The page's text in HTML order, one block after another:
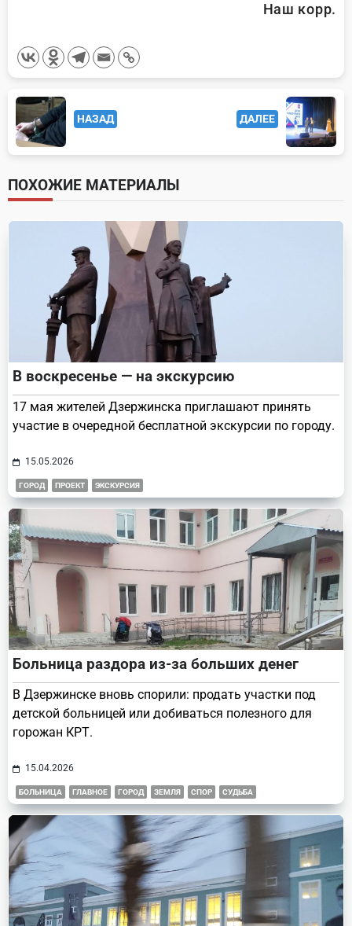
Наш корр.
<span
class="nav-
subtitle
screen-
reader-
text">Page</span>
НАЗАД ДАЛЕЕ
ПОХОЖИЕ МАТЕРИАЛЫ
В воскресенье — на экскурсию
17 мая жителей Дзержинска приглашают принять
участие в очередной бесплатной экскурсии по городу.
15.05.2026
ГОРОД ПРОЕКТ ЭКСКУРСИЯ
Больница раздора из-за больших денег
В Дзержинске вновь спорили: продать участки под
детской больницей или добиваться полезного для
горожан КРТ.
15.04.2026
БОЛЬНИЦА ГЛАВНОЕ ГОРОД ЗЕМЛЯ СПОР СУДЬБА